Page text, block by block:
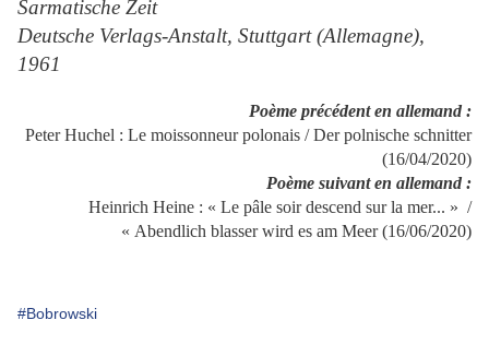
Sarmatische Zeit
Deutsche Verlags-Anstalt, Stuttgart (Allemagne),
1961
Poème précédent en allemand :
Peter Huchel : Le moissonneur polonais / Der polnische schnitter
(16/04/2020)
Poème suivant en allemand :
Heinrich Heine : « Le pâle soir descend sur la mer... » /
« Abendlich blasser wird es am Meer (16/06/2020)
#Bobrowski